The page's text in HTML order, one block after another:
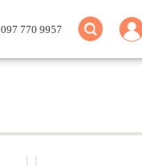
097 770 9957